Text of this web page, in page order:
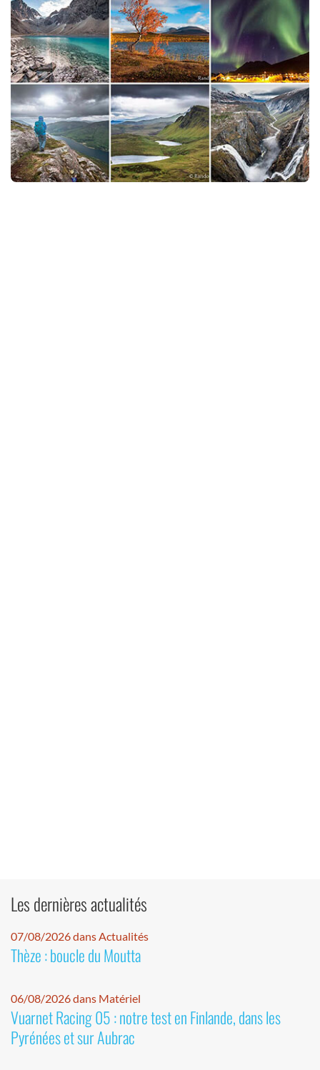
Les dernières actualités
07/08/2026 dans Actualités
Thèze : boucle du Moutta
06/08/2026 dans Matériel
Vuarnet Racing 05 : notre test en Finlande, dans les
Pyrénées et sur Aubrac